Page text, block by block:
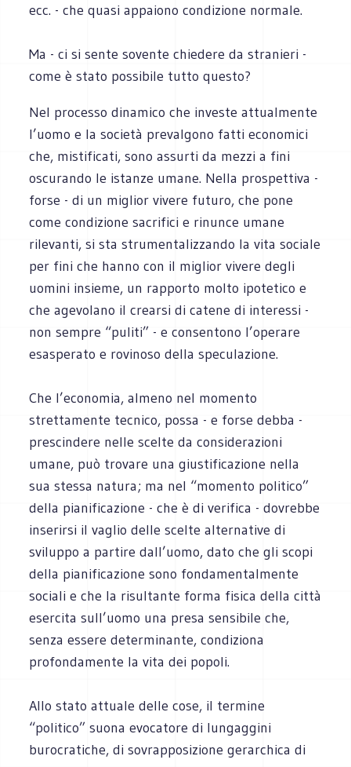
ecc. - che quasi appaiono condizione normale.
Ma - ci si sente sovente chiedere da stranieri -
come è stato possibile tutto questo?
Nel processo dinamico che investe attualmente
l’uomo e la società prevalgono fatti economici
che, mistificati, sono assurti da mezzi a fini
oscurando le istanze umane. Nella prospettiva -
forse - di un miglior vivere futuro, che pone
come condizione sacrifici e rinunce umane
rilevanti, si sta strumentalizzando la vita sociale
per fini che hanno con il miglior vivere degli
uomini insieme, un rapporto molto ipotetico e
che agevolano il crearsi di catene di interessi -
non sempre “puliti” - e consentono l’operare
esasperato e rovinoso della speculazione.
Che l’economia, almeno nel momento
strettamente tecnico, possa - e forse debba -
prescindere nelle scelte da considerazioni
umane, può trovare una giustificazione nella
sua stessa natura; ma nel “momento politico”
della pianificazione - che è di verifica - dovrebbe
inserirsi il vaglio delle scelte alternative di
sviluppo a partire dall’uomo, dato che gli scopi
della pianificazione sono fondamentalmente
sociali e che la risultante forma fisica della città
esercita sull’uomo una presa sensibile che,
senza essere determinante, condiziona
profondamente la vita dei popoli.
Allo stato attuale delle cose, il termine
“politico” suona evocatore di lungaggini
burocratiche, di sovrapposizione gerarchica di